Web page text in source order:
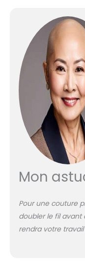
Mon
Pour une couture
doubler le fil avant
rendra votre